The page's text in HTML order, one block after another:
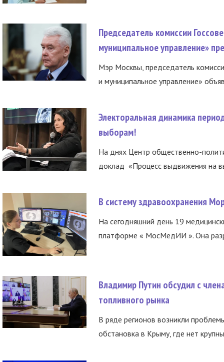
Председатель комиссии
муниципальное управление»
Мэр Москвы, председатель
и муниципальное управление»
Электоральная динамика
выборам!
На днях Центр общественно-
доклад «Процесс выдвижения на
В систему здравоохранения
На сегодняшний день 19
платформе « МосМедИИ ». Она
Владимир Путин обсудил с
топливного рынка
В ряде регионов возникли
обстановка в Крыму, где нет